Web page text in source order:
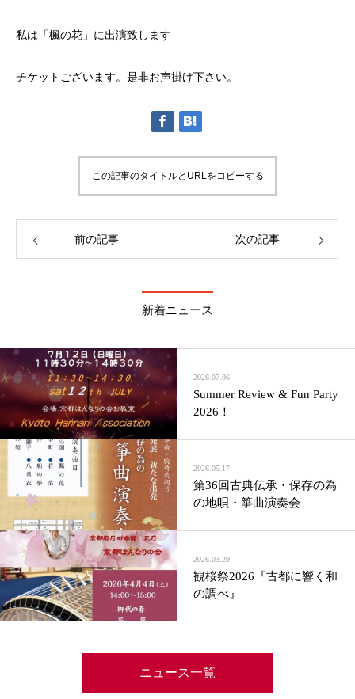
私は「楓の花」に出演致します
チケットございます。是非お声掛け下さい。
この記事のタイトルとURLをコピーする
前の記事 次の記事
新着ニュース
2026.07.06
Summer Review & Fun Party
2026！
2026.05.17
第36回古典伝承・保存の為
の地唄・箏曲演奏会
2026.03.29
観桜祭2026『古都に響く和
の調べ』
ニュース一覧